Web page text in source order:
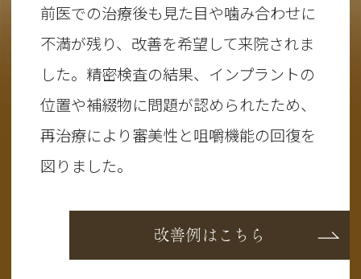
前医での治療後も見た目や噛み合わせに
不満が残り、改善を希望して来院されま
した。精密検査の結果、インプラントの
位置や補綴物に問題が認められたため、
再治療により審美性と咀嚼機能の回復を
図りました。
改善例はこちら